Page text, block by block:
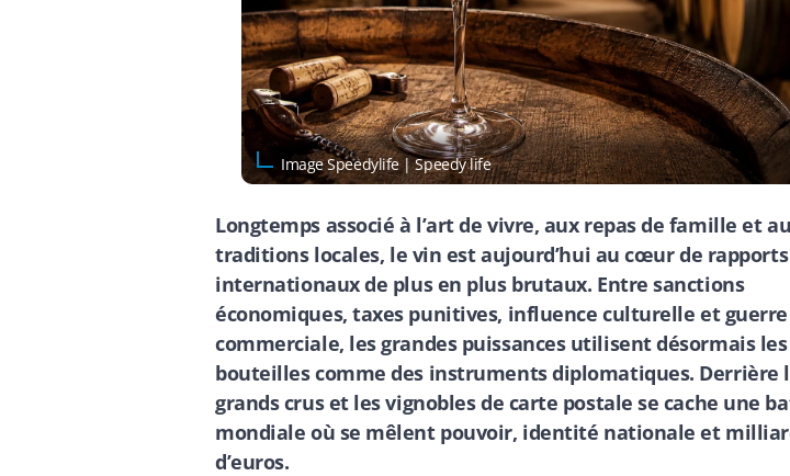
Image Speedylife | Speedy life
Longtemps associé à l’art de vivre, aux repas de famille et
traditions locales, le vin est aujourd’hui au cœur de
internationaux de plus en plus brutaux. Entre sanctions
économiques, taxes punitives, influence culturelle et guerre
commerciale, les grandes puissances utilisent désormais les
bouteilles comme des instruments diplomatiques. Derrière
grands crus et les vignobles de carte postale se cache une
mondiale où se mêlent pouvoir, identité nationale et
d’euros.